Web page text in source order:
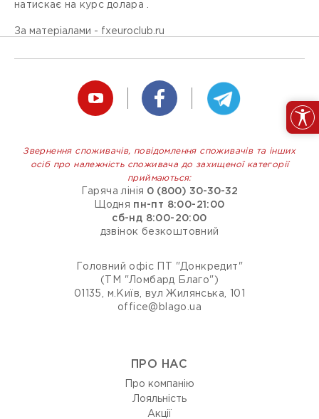
натискає на курс долара .
За матеріалами - fxeuroclub.ru
Звернення споживачів, повідомлення споживачів та інших
осіб про належність споживача до захищеної категорії
приймаються:
Гаряча лінія 0 (800) 30-30-32
Щодня пн-пт 8:00-21:00
сб-нд 8:00-20:00
дзвінок безкоштовний
Головний офіс ПТ "Донкредит"
(ТМ "Ломбард Благо")
01135, м.Київ, вул Жилянська, 101
office@blago.ua
ПРО НАС
Про компанію
Лояльність
Акції